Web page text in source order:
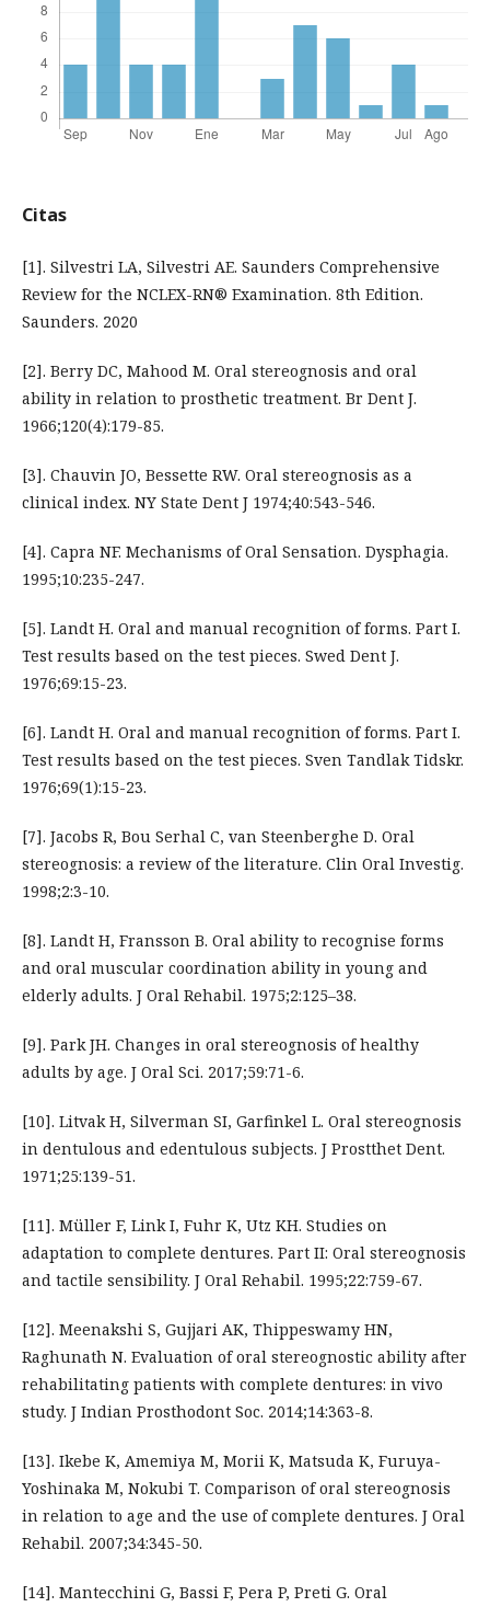
Citas
[1]. Silvestri LA, Silvestri AE. Saunders Comprehensive
Review for the NCLEX-RN® Examination. 8th Edition.
Saunders. 2020
[2]. Berry DC, Mahood M. Oral stereognosis and oral
ability in relation to prosthetic treatment. Br Dent J.
1966;120(4):179-85.
[3]. Chauvin JO, Bessette RW. Oral stereognosis as a
clinical index. NY State Dent J 1974;40:543-546.
[4]. Capra NF. Mechanisms of Oral Sensation. Dysphagia.
1995;10:235-247.
[5]. Landt H. Oral and manual recognition of forms. Part I.
Test results based on the test pieces. Swed Dent J.
1976;69:15-23.
[6]. Landt H. Oral and manual recognition of forms. Part I.
Test results based on the test pieces. Sven Tandlak Tidskr.
1976;69(1):15-23.
[7]. Jacobs R, Bou Serhal C, van Steenberghe D. Oral
stereognosis: a review of the literature. Clin Oral Investig.
1998;2:3-10.
[8]. Landt H, Fransson B. Oral ability to recognise forms
and oral muscular coordination ability in young and
elderly adults. J Oral Rehabil. 1975;2:125–38.
[9]. Park JH. Changes in oral stereognosis of healthy
adults by age. J Oral Sci. 2017;59:71-6.
[10]. Litvak H, Silverman SI, Garfinkel L. Oral stereognosis
in dentulous and edentulous subjects. J Prostthet Dent.
1971;25:139-51.
[11]. Müller F, Link I, Fuhr K, Utz KH. Studies on
adaptation to complete dentures. Part II: Oral stereognosis
and tactile sensibility. J Oral Rehabil. 1995;22:759-67.
[12]. Meenakshi S, Gujjari AK, Thippeswamy HN,
Raghunath N. Evaluation of oral stereognostic ability after
rehabilitating patients with complete dentures: in vivo
study. J Indian Prosthodont Soc. 2014;14:363-8.
[13]. Ikebe K, Amemiya M, Morii K, Matsuda K, Furuya-
Yoshinaka M, Nokubi T. Comparison of oral stereognosis
in relation to age and the use of complete dentures. J Oral
Rehabil. 2007;34:345-50.
[14]. Mantecchini G, Bassi F, Pera P, Preti G. Oral